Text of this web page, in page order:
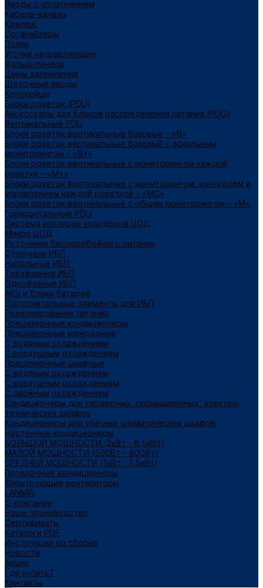
Вводы с уплотнением
Кабель-каналы
Крепеж
Органайзеры
Полки
Уголки направляющие
Фальш-панели
Шины заземления
Щеточные вводы
Колокейшн
Блоки розеток (PDU)
Аксессуары для блоков распределения питания (PDU)
Вертикальные PDU
Блоки розеток вертикальные базовые – «В»
Блоки розеток вертикальные базовый с локальным
мониторингом – «В+»
Блоки розеток вертикальные с мониторингом каждой
розетки – «М+»
Блоки розеток вертикальные с мониторингом, контролем и
управлением каждой розеткой – «МС»
Блоки розеток вертикальные с общим мониторингом – «М»
Горизонтальные PDU
Система изоляции коридоров ЦОД
Микро ЦОД
Источники бесперебойного питания
Стоечные ИБП
Напольные ИБП
Трёхфазные ИБП
Однофазные ИБП
АКБ и блоки батарей
Дополнительные элементы для ИБП
Резервирование питания
Прецизионные кондиционеры
Прецизионные межрядные
С водяным охлаждением
С воздушным охлаждением
Прецизионные шкафные
С водяным охлаждением
С воздушным охлаждением
С двойным охлаждением
Кондиционеры для серверных, промышленных, электро-
технических шкафов
Кондиционеры для уличных климатических шкафов
Настенные кондиционеры
БОЛЬШОЙ МОЩНОСТИ (2кВт - 6,5кВт)
МАЛОЙ МОЩНОСТИ (500Вт – 800Вт)
СРЕДНЕЙ МОЩНОСТИ (1кВт - 1,5кВт)
Потолочные кондиционеры
Фильтрующие вентиляторы
LANMIR
О компании
Наше производство
Сертификаты
Каталоги PDF
Инструкции по сборке
Новости
Акции
Где купить?
Контакты